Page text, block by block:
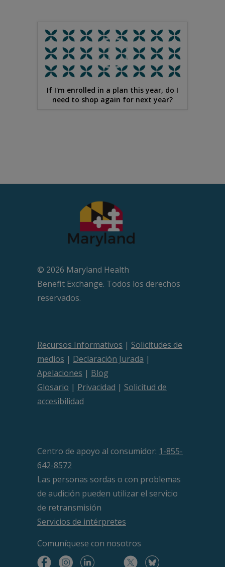
If I'm enrolled in a plan this year, do I
need to shop again for next year?
© 2026 Maryland Health
Beneﬁt Exchange. Todos los derechos
reservados.
Recursos Informativos | Solicitudes de
medios | Declaración Jurada |
Apelaciones | Blog
Glosario | Privacidad | Solicitud de
accesibilidad
Centro de apoyo al consumidor: 1-855-
642-8572
Las personas sordas o con problemas
de audición pueden utilizar el servicio
de retransmisión
Servicios de intérpretes
Comuníquese con nosotros